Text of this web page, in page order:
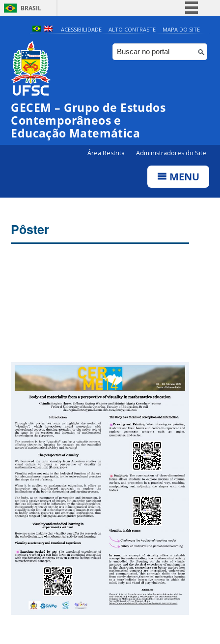
BRASIL
Simplifique!
Comunica BR
Participe
Canais
ACESSIBILIDADE ALTO CONTRASTE MAPA DO SITE
GECEM – Grupo de Estudos
Contemporâneos e
Educação Matemática
Área Restrita Administradores do Site
MENU
Pôster